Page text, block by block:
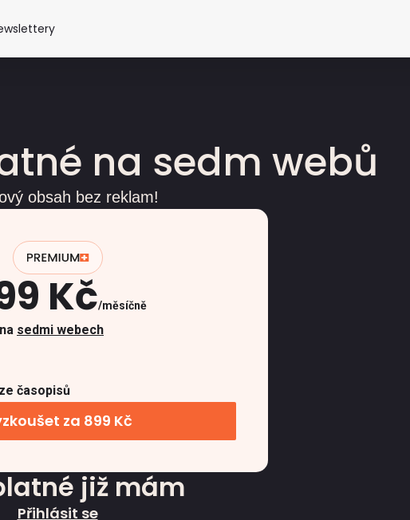
na sedm webů
obsah bez reklam!
Kč měsíčně
sedmi webech
časopisů
za 899 Kč
již mám
Přihlásit se